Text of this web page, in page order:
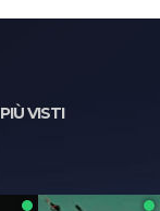
PIÙ VISTI